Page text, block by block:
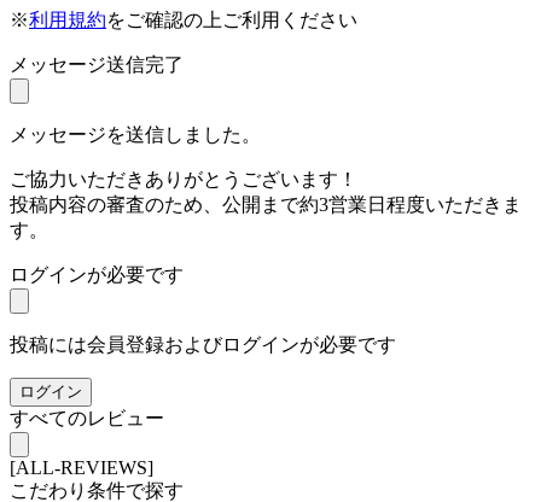
※利用規約をご確認の上ご利用ください
メッセージ送信完了
メッセージを送信しました。
ご協力いただきありがとうございます！
投稿内容の審査のため、公開まで約3営業日程度いただきま
す。
ログインが必要です
投稿には会員登録およびログインが必要です
ログイン
すべてのレビュー
[ALL-REVIEWS]
こだわり条件で探す